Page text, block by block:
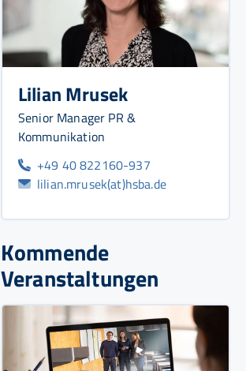
Lilian Mrusek
Senior Manager PR &
Kommunikation
+49 40 822160-937
lilian.mrusek(at)hsba.de
Kommende
Veranstaltungen